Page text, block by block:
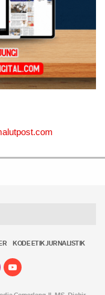
KODE ETIK JURNALISTIK